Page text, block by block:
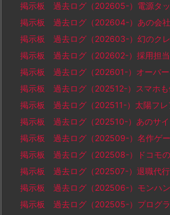
掲示板 過去ログ（202605-）電源タ
掲示板 過去ログ（202604-）あの会社
掲示板 過去ログ（202603-）幻のクレ
掲示板 過去ログ（202602-）採用担当
掲示板 過去ログ（202601-）オーバー
掲示板 過去ログ（202512-）スマホも
掲示板 過去ログ（202511-）太陽フレ
掲示板 過去ログ（202510-）あのサイ
掲示板 過去ログ（202509-）名作ゲー
掲示板 過去ログ（202508-）ドコモ
掲示板 過去ログ（202507-）退職代
掲示板 過去ログ（202506-）モンハ
掲示板 過去ログ（202505-）プログ